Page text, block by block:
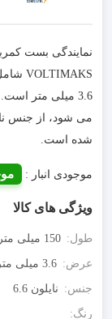
3.6 میلی متر
شده است.
موجودی انبار :
ویژگی های کالا
طول: 150 میلی متر
عرض: 3.6 میلی متر
جنس: نایلون 6.6
رنگ: